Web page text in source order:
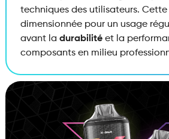
techniques des utilisateurs. Cette
dimensionnée pour un usage
avant la durabilitéet la
composants en milieu